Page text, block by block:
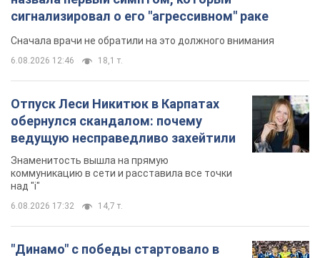
сигнализировал о его "агрессивном" раке
Сначала врачи не обратили на это должного внимания
6.08.2026 12:46 18,1 т.
Отпуск Леси Никитюк в Карпатах
обернулся скандалом: почему
ведущую несправедливо захейтили
Знаменитость вышла на прямую
коммуникацию в сети и расставила все точки
над "i"
6.08.2026 17:32 14,7 т.
"Динамо" с победы стартовало в